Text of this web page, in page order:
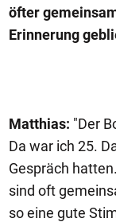
öfter
Erinnerung
Matthias: "Der
Da war ich 25.
Gespräch
sind oft
so eine gute